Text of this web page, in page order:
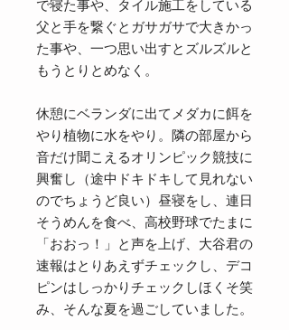
で寝た事や、タイル施工をしている
父と手を繋ぐとガサガサで大きかっ
た事や、一つ思い出すとズルズルと
もうとりとめなく。
休憩にベランダに出てメダカに餌を
やり植物に水をやり。隣の部屋から
音だけ聞こえるオリンピック競技に
興奮し（途中ドキドキして見れない
のでちょうど良い）昼寝をし、連日
そうめんを食べ、高校野球でたまに
「おおっ！」と声を上げ、大谷君の
速報はとりあえずチェックし、デコ
ピンはしっかりチェックしほくそ笑
み、そんな夏を過ごしていました。